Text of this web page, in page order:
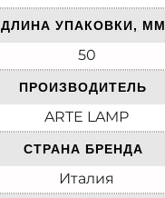
ДЛИНА УПАКОВКИ, ММ
50
ПРОИЗВОДИТЕЛЬ
ARTE LAMP
СТРАНА БРЕНДА
Италия